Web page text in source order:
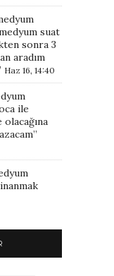
suat
sonra 3
aradım
Haz 16, 14:40
ile
olacağına
”